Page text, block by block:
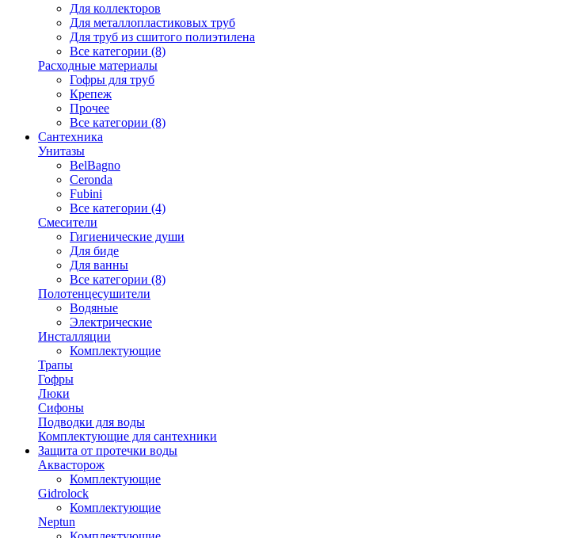
Для коллекторов
Для металлопластиковых труб
Для труб из сшитого полиэтилена
Все категории (8)
Расходные материалы
Гофры для труб
Крепеж
Прочее
Все категории (8)
Сантехника
Унитазы
BelBagno
Ceronda
Fubini
Все категории (4)
Смесители
Гигиенические души
Для биде
Для ванны
Все категории (8)
Полотенцесушители
Водяные
Электрические
Инсталляции
Комплектующие
Трапы
Гофры
Люки
Сифоны
Подводки для воды
Комплектующие для сантехники
Защита от протечки воды
Аквасторож
Комплектующие
Gidrolock
Комплектующие
Neptun